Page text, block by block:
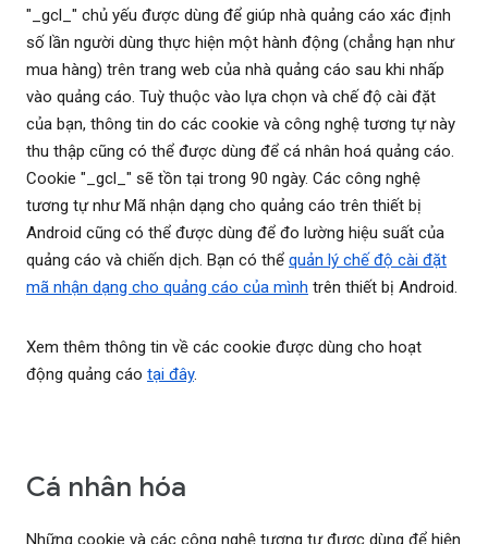
"_gcl_" chủ yếu được dùng để giúp nhà quảng cáo xác định
số lần người dùng thực hiện một hành động (chẳng hạn như
mua hàng) trên trang web của nhà quảng cáo sau khi nhấp
vào quảng cáo. Tuỳ thuộc vào lựa chọn và chế độ cài đặt
của bạn, thông tin do các cookie và công nghệ tương tự này
thu thập cũng có thể được dùng để cá nhân hoá quảng cáo.
Cookie "_gcl_" sẽ tồn tại trong 90 ngày. Các công nghệ
tương tự như Mã nhận dạng cho quảng cáo trên thiết bị
Android cũng có thể được dùng để đo lường hiệu suất của
quảng cáo và chiến dịch. Bạn có thể quản lý chế độ cài đặt
mã nhận dạng cho quảng cáo của mình trên thiết bị Android.
Xem thêm thông tin về các cookie được dùng cho hoạt
động quảng cáo tại đây.
Cá nhân hóa
Những cookie và các công nghệ tương tự được dùng để hiện